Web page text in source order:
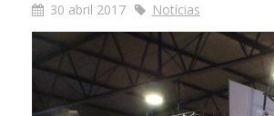
30 abril 2017 Notícias